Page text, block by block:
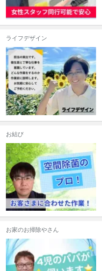
ライフデザイン
お結び
お家のお掃除やさん